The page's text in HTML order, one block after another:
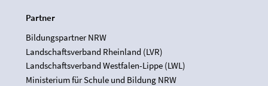
Partner
Bildungspartner NRW
Landschaftsverband Rheinland (LVR)
Landschaftsverband Westfalen-Lippe (LWL)
Ministerium für Schule und Bildung NRW